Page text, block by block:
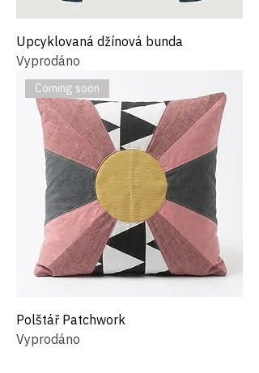
Upcyklovaná džínová bunda
Vyprodáno
Coming soon
Polštář Patchwork
Vyprodáno